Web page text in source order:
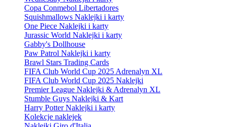
Copa Conmebol Libertadores
Squishmallows Naklejki i karty
One Piece Naklejki i karty
Jurassic World Naklejki i karty
Gabby's Dollhouse
Paw Patrol Naklejki i karty
Brawl Stars Trading Cards
FIFA Club World Cup 2025 Adrenalyn XL
FIFA Club World Cup 2025 Naklejki
Premier League Naklejki & Adrenalyn XL
Stumble Guys Naklejki & Kart
Harry Potter Naklejki i karty
Kolekcje naklejek